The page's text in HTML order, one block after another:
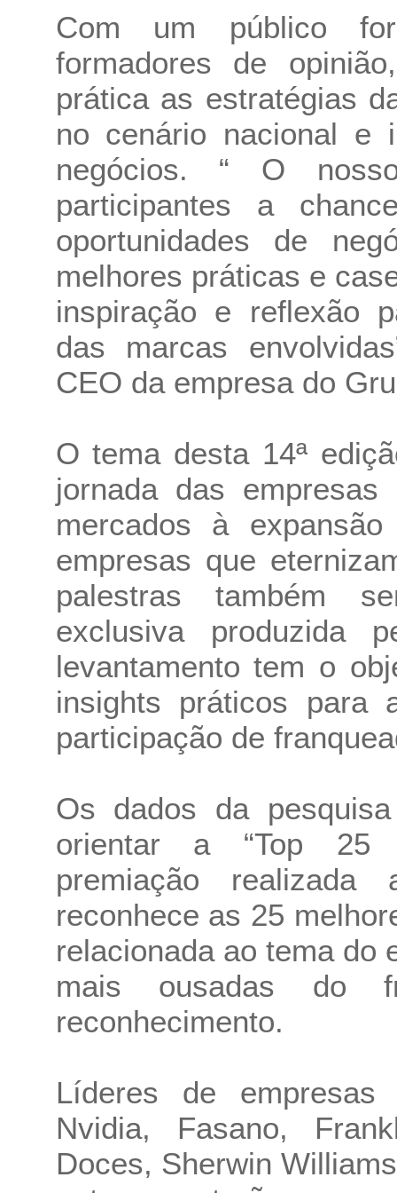
Com um público
formadores de
prática as estratégias
no cenário nacional e
negócios. “ O
participantes a
oportunidades de
melhores práticas e
inspiração e reflexão
das marcas
CEO da empresa do
O tema desta 14ª
jornada das
mercados à
empresas que
palestras também
exclusiva produzida
levantamento tem o
insights práticos para
participação de
Os dados da
orientar a “Top 25
premiação
reconhece as 25
relacionada ao tema do
mais ousadas do
reconhecimento.
Líderes de empresas
Nvidia, Fasano,
Doces, Sherwin